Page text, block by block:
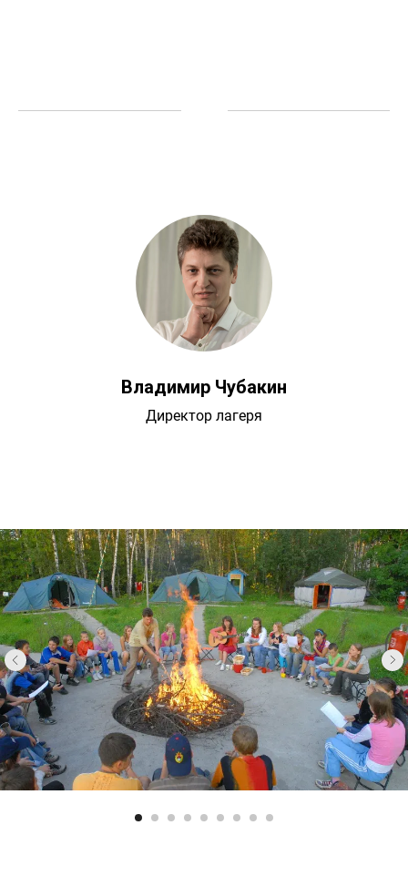
Владимир Чубакин
Директор лагеря